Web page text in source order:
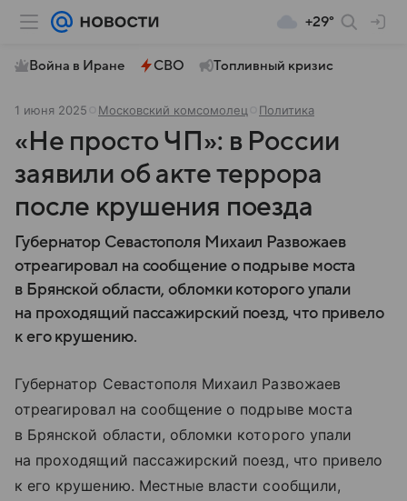
+29°
Война в Иране СВО Топливный кризис
1 июня 2025 Московский комсомолец Политика
«Не просто ЧП»: в России
заявили об акте террора
после крушения поезда
Губернатор Севастополя Михаил Развожаев
отреагировал на сообщение о подрыве моста
в Брянской области, обломки которого упали
на проходящий пассажирский поезд, что привело
к его крушению.
Губернатор Севастополя Михаил Развожаев
отреагировал на сообщение о подрыве моста
в Брянской области, обломки которого упали
на проходящий пассажирский поезд, что привело
к его крушению. Местные власти сообщили,